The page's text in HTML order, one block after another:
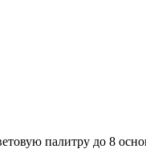
палитру до 8